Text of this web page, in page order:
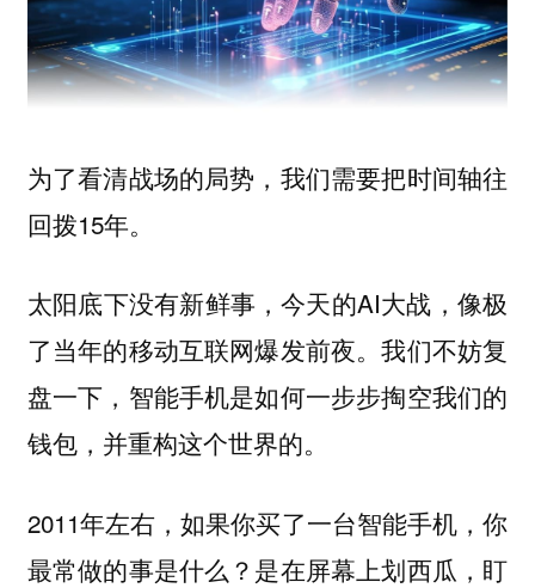
为了看清战场的局势，我们需要把时间轴往
回拨15年。
太阳底下没有新鲜事，今天的AI大战，像极
了当年的移动互联网爆发前夜。我们不妨复
盘一下，智能手机是如何一步步掏空我们的
钱包，并重构这个世界的。
2011年左右，如果你买了一台智能手机，你
最常做的事是什么？是在屏幕上划西瓜，盯